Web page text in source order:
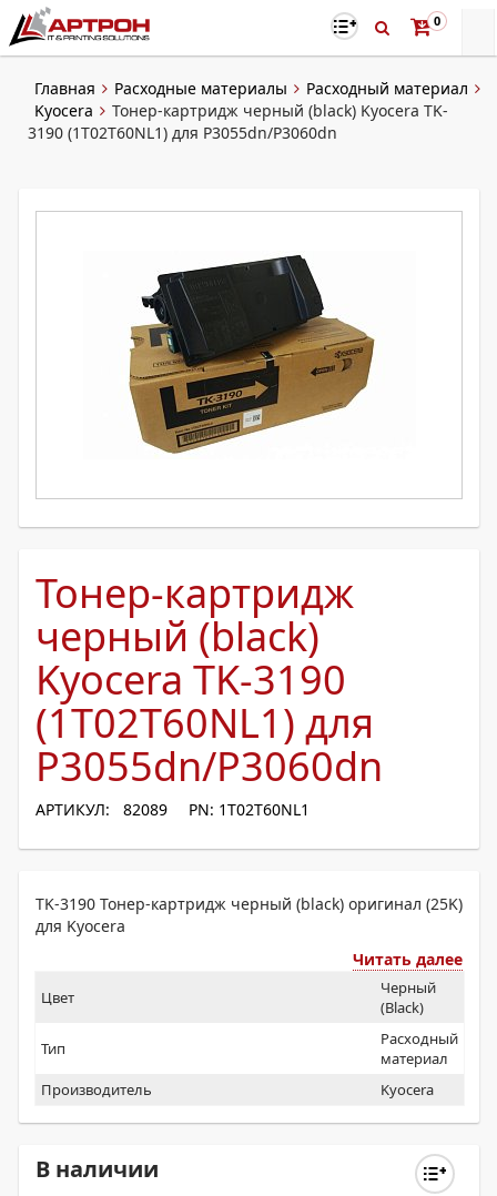
0
Главная Расходные материалы
Расходный материал
Kyocera
Тонер-картридж черный (black) Kyocera TK-
3190 (1T02T60NL1) для P3055dn/P3060dn
Тонер-картридж
черный (black)
Kyocera TK-3190
(1T02T60NL1) для
P3055dn/P3060dn
АРТИКУЛ: 82089 PN: 1T02T60NL1
TK-3190 Тонер-картридж черный (black) оригинал (25K)
для Kyocera
Читать далее
Цвет
Черный
(Black)
Тип
Расходный
материал
Производитель
Kyocera
В наличии